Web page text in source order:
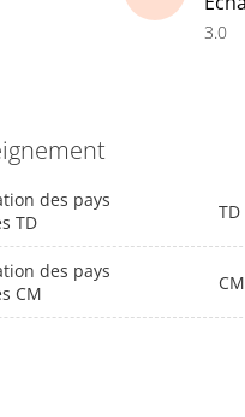
3.0
des pays
TD
TD
des pays
CM
CM